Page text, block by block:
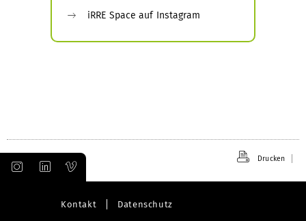
iRRE Space auf Instagram
Drucken
Kontakt Datenschutz